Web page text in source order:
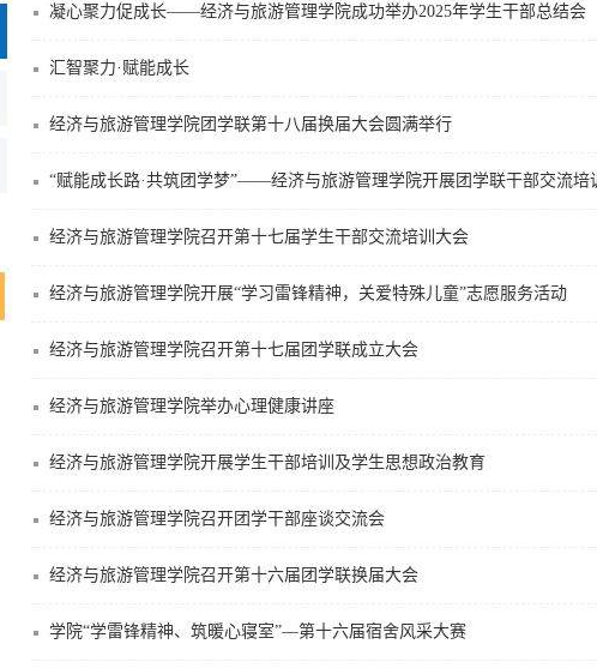
凝心聚力促成长——经济与旅游管理学院成功举办2025年学生干部总结会
汇智聚力·赋能成长
经济与旅游管理学院团学联第十八届换届大会圆满举行
“赋能成长路·共筑团学梦”——经济与旅游管理学院开展团学联干部交流培
经济与旅游管理学院召开第十七届学生干部交流培训大会
经济与旅游管理学院开展“学习雷锋精神，关爱特殊儿童”志愿服务活动
经济与旅游管理学院召开第十七届团学联成立大会
经济与旅游管理学院举办心理健康讲座
经济与旅游管理学院开展学生干部培训及学生思想政治教育
经济与旅游管理学院召开团学干部座谈交流会
经济与旅游管理学院召开第十六届团学联换届大会
学院“学雷锋精神、筑暖心寝室”—第十六届宿舍风采大赛